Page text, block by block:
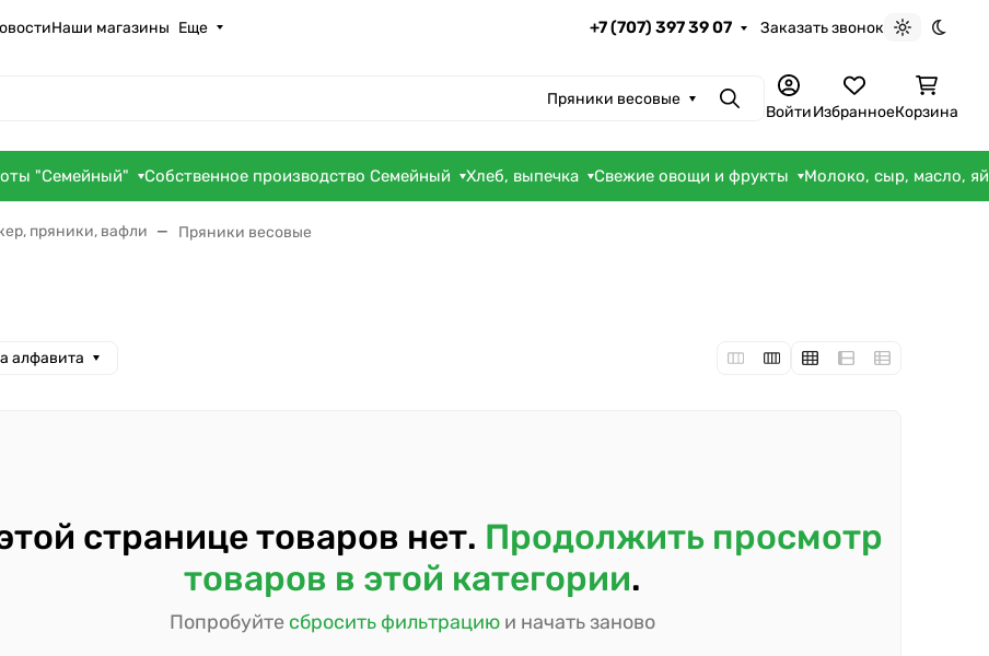
Наши магазины Еще +7 (707) 397 39 07 Заказать звонок
Светлая
Пряники весовые ПоискВойтиИзбранноеКорзина
"Семейный" Собственное производство Семейный Хлеб, выпечка Свежие овощи и фрукты Молоко, сыр, масло,
пряники, вафли Пряники весовые
алфавита
странице товаров нет. Продолжить просмотр
товаров в этой категории.
Попробуйте сбросить фильтрацию и начать заново